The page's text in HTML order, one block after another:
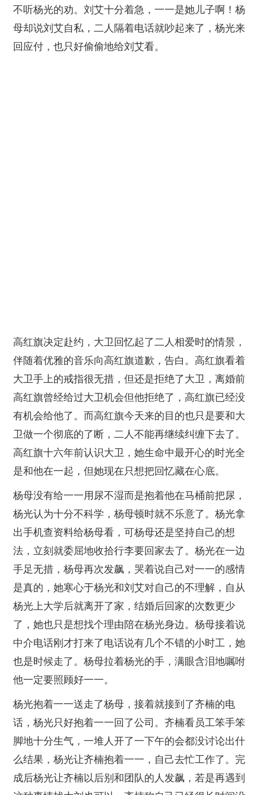
不听杨光的劝。刘艾十分着急，一一是她儿子啊！杨
母却说刘艾自私，二人隔着电话就吵起来了，杨光来
回应付，也只好偷偷地给刘艾看。
高红旗决定赴约，大卫回忆起了二人相爱时的情景，
伴随着优雅的音乐向高红旗道歉，告白。高红旗看着
大卫手上的戒指很无措，但还是拒绝了大卫，离婚前
高红旗曾经给过大卫机会但他拒绝了，高红旗已经没
有机会给他了。而高红旗今天来的目的也只是要和大
卫做一个彻底的了断，二人不能再继续纠缠下去了。
高红旗十六年前认识大卫，她生命中最开心的时光全
是和他在一起，但她现在只想把回忆藏在心底。
杨母没有给一一用尿不湿而是抱着他在马桶前把尿，
杨光认为十分不科学，杨母顿时就不乐意了。杨光拿
出手机查资料给杨母看，可杨母还是坚持自己的想
法，立刻就委屈地收拾行李要回家去了。杨光在一边
手足无措，杨母再次发飙，哭着说自己对一一的感情
是真的，她寒心于杨光和刘艾对自己的不理解，自从
杨光上大学后就离开了家，结婚后回家的次数更少
了，她也只是想找个理由陪在杨光身边。杨母接着说
中介电话刚才打来了电话说有几个不错的小时工，她
也是时候走了。杨母拉着杨光的手，满眼含泪地嘱咐
他一定要照顾好一一。
杨光抱着一一送走了杨母，接着就接到了齐楠的电
话，杨光只好抱着一一回了公司。齐楠看员工笨手笨
脚地十分生气，一堆人开了一下午的会都没讨论出什
么结果，杨光让齐楠抱着一一，自己去忙工作了。完
成后杨光让齐楠以后别和团队的人发飙，若是再遇到